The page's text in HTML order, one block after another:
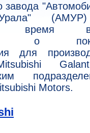
завода
время
о
для
Motors.